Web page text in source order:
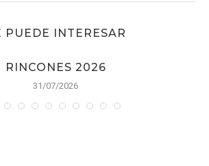
PUEDE INTERESAR
RINCONES 2026
31/07/2026